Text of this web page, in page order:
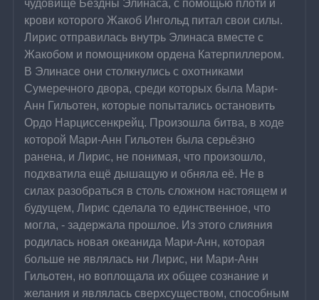
чудовище Бездны Элинаса, с помощью плоти и
крови которого Жакоб Ингольд питал свои силы.
Лирис отправилась внутрь Элинаса вместе с
Жакобом и помощником ордена Катерпиллером.
В Элинасе они столкнулись с охотниками
Сумеречного двора, среди которых была Мари-
Анн Гильотен, которые попытались остановить
Ордо Нарциссенкрейц. Произошла битва, в ходе
которой Мари-Анн Гильотен была серьёзно
ранена, и Лирис, не понимая, что произошло,
подхватила ещё дышащую и обняла её. Не в
силах разобраться в столь сложном настоящем и
будущем, Лирис сделала то единственное, что
могла, - задержала прошлое. Из этого слияния
родилась новая океанида Мари-Анн, которая
больше не являлась ни Лирис, ни Мари-Анн
Гильотен, но воплощала их общее сознание и
желания и являлась сверхсуществом, способным